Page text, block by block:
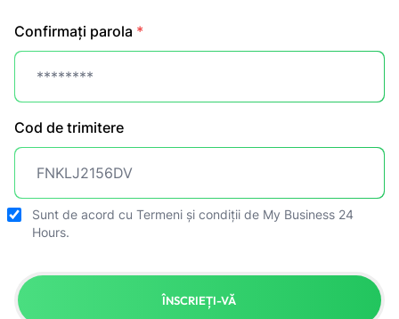
Confirmați parola *
Cod de trimitere
Sunt de acord cu Termeni și condiții de My Business 24
Hours.
ÎNSCRIEȚI-VĂ